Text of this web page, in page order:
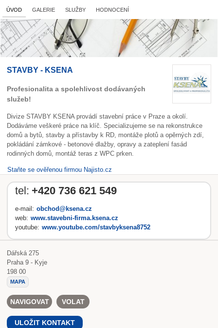
ÚVOD GALERIE SLUŽBY HODNOCENÍ
STAVBY - KSENA
Profesionalita a spolehlivost dodávaných
služeb!
Divize STAVBY KSENA provádí stavební práce v Praze a okolí.
Dodáváme veškeré práce na klíč. Specializujeme se na rekonstrukce
domů a bytů, stavby a přístavby k RD, montáže plotů a opěrných zdí,
pokládání zámkové - betonové dlažby, opravy a zateplení fasád
rodinných domů, montáž teras z WPC prken.
Staňte se ověřenou firmou Najisto.cz
tel: +420 736 621 549
e-mail: obchod@ksena.cz
web: www.stavebni-firma.ksena.cz
youtube: www.youtube.com/stavbyksena8752
Dářská 275
Praha 9 - Kyje
198 00
MAPA
NAVIGOVAT VOLAT
ULOŽIT KONTAKT